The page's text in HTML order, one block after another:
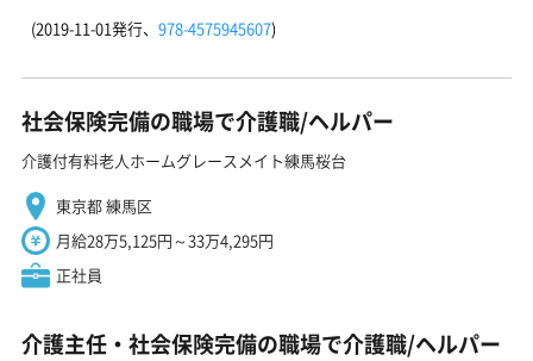
(2019-11-01発行、 978-4575945607)
社会保険完備の職場で介護職/ヘルパー
介護付有料老人ホームグレースメイト練馬桜台
東京都 練馬区
月給28万5,125円～33万4,295円
正社員
介護主任・社会保険完備の職場で介護職/ヘルパー